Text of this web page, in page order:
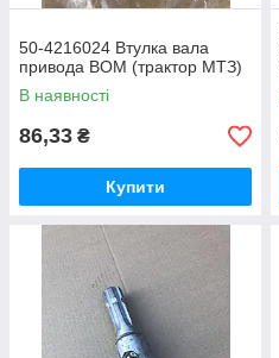
50-4216024 Втулка вала
привода ВОМ (трактор МТЗ)
В наявності
86,33 ₴
Купити